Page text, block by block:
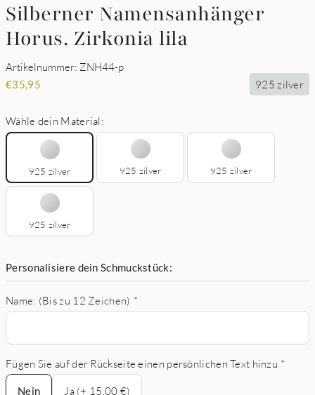
Silberner Namensanhänger
Horus, Zirkonia lila
Artikelnummer: ZNH44-p
€35,95 925 zilver
Wähle dein Material:
925 zilver 925 zilver 925 zilver
925 zilver
Personalisiere dein Schmuckstück:
Name: (Bis zu 12 Zeichen) *
Fügen Sie auf der Rückseite einen persönlichen Text hinzu *
Nein
Nein
Ja (+ 15,00 €)